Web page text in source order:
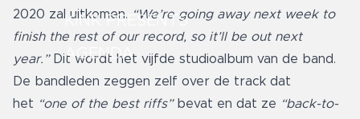
KINK PRESENTS
AGENDA
2020 zal uitkomen. “We’re going away next week to
finish the rest of our record, so it’ll be out next
year.”Dit wordt het vijfde studioalbum van de band.
De bandleden zeggen zelf over de track dat
het “one of the best riffs”bevat en dat ze “back-to-